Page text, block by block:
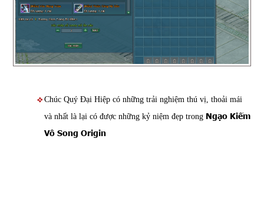
Chúc Quý Đại Hiệp có những trải nghiệm thú vị, thoải mái
và nhất là lại có được những kỷ niệm đẹp trong Ngạo Kiếm
Vô Song Origin